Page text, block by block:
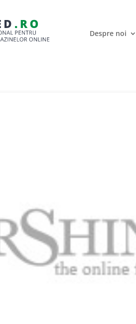
Despre noi